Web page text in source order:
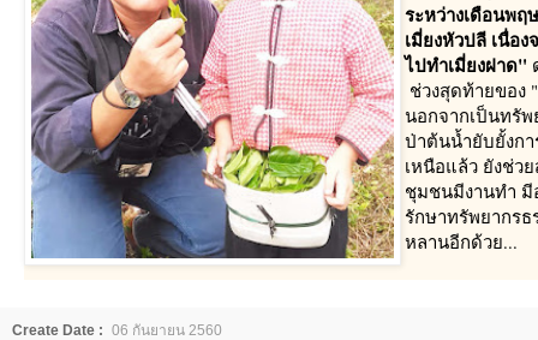
ระหว่างเดือนพฤ
เมี่ยงหัวปลี เนื่อ
ไปทำเมี่ยงฝาด"
ช่วงสุดท้ายของ
นอกจากเป็นทรั
ป่าต้นน้ำยับยั้งก
เหนือแล้ว ยังช่ว
ชุมชนมีงานทำ
รักษาทรัพยากร
หลานอีกด้วย...
Create Date : 06 กันยายน 2560